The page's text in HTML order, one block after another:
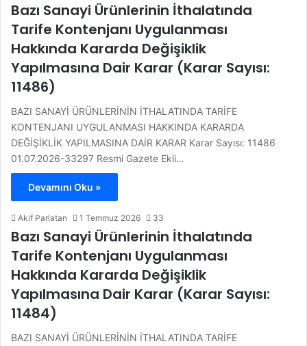
Bazı Sanayi Ürünlerinin İthalatında
Tarife Kontenjanı Uygulanması
Hakkında Kararda Değişiklik
Yapılmasına Dair Karar (Karar Sayısı:
11486)
BAZI SANAYİ ÜRÜNLERİNİN İTHALATINDA TARİFE
KONTENJANI UYGULANMASI HAKKINDA KARARDA
DEĞİŞİKLİK YAPILMASINA DAİR KARAR Karar Sayısı: 11486
01.07.2026-33297 Resmi Gazete Ekli…
Devamını Oku »
Akif Parlatan 1 Temmuz 2026 33
Bazı Sanayi Ürünlerinin İthalatında
Tarife Kontenjanı Uygulanması
Hakkında Kararda Değişiklik
Yapılmasına Dair Karar (Karar Sayısı:
11484)
BAZI SANAYİ ÜRÜNLERİNİN İTHALATINDA TARİFE